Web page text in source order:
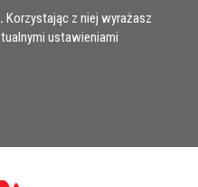
Korzystając z niej wyrażasz
ustawieniami